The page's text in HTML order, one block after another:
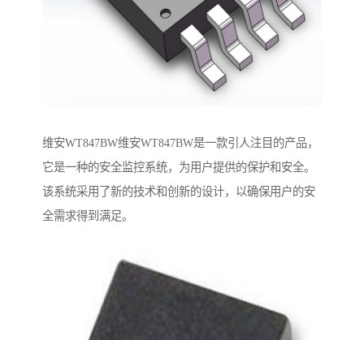
维安WT847BW维安WT847BW是一款引人注目的产品，
它是一种的安全监控系统，为用户提供的保护和安全。
该系统采用了新的技术和创新的设计，以确保用户的安
全需求得到满足。